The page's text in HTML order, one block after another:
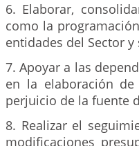
6. Elaborar,
como la
entidades del Sector
7. Apoyar a las
en la elaboración
perjuicio de la fuente
8. Realizar el
modificaciones